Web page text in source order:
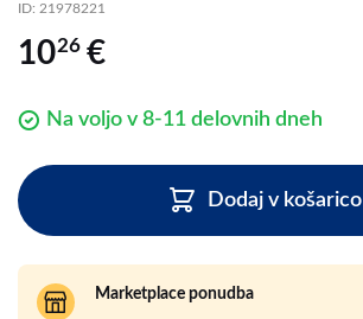
ID: 21978221
1026 €
Na voljo v 8-11 delovnih dneh
Dodaj v košarico
Marketplace ponudba